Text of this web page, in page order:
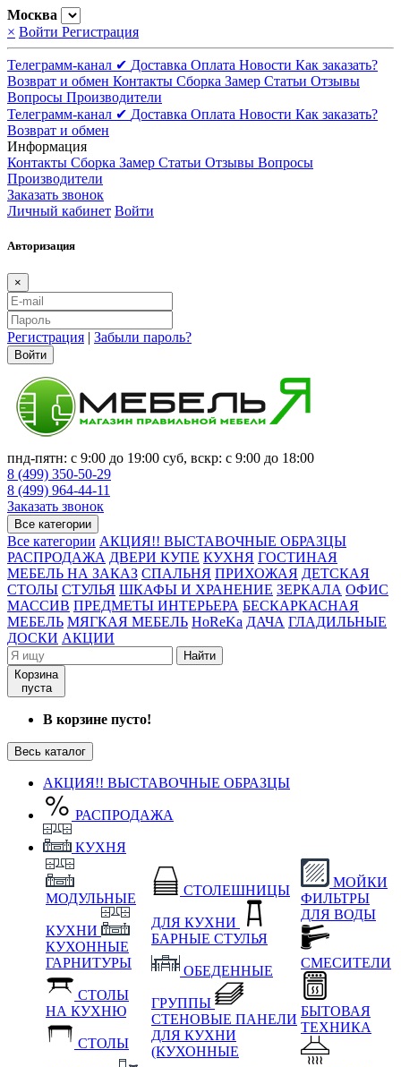
Москва
× Войти Регистрация
Телеграмм-канал ✔ Доставка Оплата Новости Как заказать?
Возврат и обмен Контакты Сборка Замер Статьи Отзывы
Вопросы Производители
Телеграмм-канал ✔ Доставка Оплата Новости Как заказать?
Возврат и обмен
Информация
Контакты Сборка Замер Статьи Отзывы Вопросы
Производители
Заказать звонок
Личный кабинет Войти
Авторизация
×
Регистрация | Забыли пароль?
Войти
пнд-пятн: с 9:00 до 19:00 суб, вскр: с 9:00 до 18:00
8 (499) 350-50-29
8 (499) 964-44-11
Заказать звонок
Все категории
Все категории АКЦИЯ!! ВЫСТАВОЧНЫЕ ОБРАЗЦЫ
РАСПРОДАЖА ДВЕРИ КУПЕ КУХНЯ ГОСТИНАЯ
МЕБЕЛЬ НА ЗАКАЗ СПАЛЬНЯ ПРИХОЖАЯ ДЕТСКАЯ
СТОЛЫ СТУЛЬЯ ШКАФЫ И ХРАНЕНИЕ ЗЕРКАЛА ОФИС
МАССИВ ПРЕДМЕТЫ ИНТЕРЬЕРА БЕСКАРКАСНАЯ
МЕБЕЛЬ МЯГКАЯ МЕБЕЛЬ HoReKa ДАЧА ГЛАДИЛЬНЫЕ
ДОСКИ АКЦИИ
Найти
Корзина
пуста
В корзине пусто!
Весь каталог
АКЦИЯ!! ВЫСТАВОЧНЫЕ ОБРАЗЦЫ
РАСПРОДАЖА
КУХНЯ
МОДУЛЬНЫЕ
КУХНИ
КУХОННЫЕ
ГАРНИТУРЫ
СТОЛЫ
НА КУХНЮ
СТОЛЫ
СТОЛЕШНИЦЫ
ДЛЯ КУХНИ
БАРНЫЕ СТУЛЬЯ
ОБЕДЕННЫЕ
ГРУППЫ
СТЕНОВЫЕ ПАНЕЛИ
ДЛЯ КУХНИ
(КУХОННЫЕ
МОЙКИ
ФИЛЬТРЫ
ДЛЯ ВОДЫ
СМЕСИТЕЛИ
БЫТОВАЯ
ТЕХНИКА